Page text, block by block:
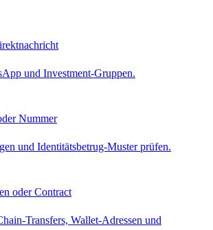
und Investment-Gruppen.
Nummer
und Identitätsbetrug-Muster prüfen.
oder Contract
Transfers, Wallet-Adressen und